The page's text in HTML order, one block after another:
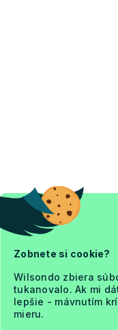
Zobnete si cookie?
Wilsondo zbiera
tukanovalo. Ak mi
lepšie - mávnutím
mieru.